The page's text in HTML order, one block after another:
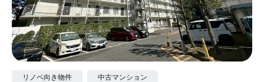
リノベ向き物件 中古マンション